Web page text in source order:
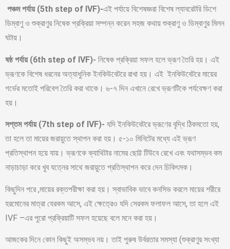
পঞ্চম পর্যায় (5th step of IVF)-এই পর্যায়ে বিশেষজ্ঞরা বিশেষ ল্যাবরেটরি ডিশে
ডিম্বাণু ও শুক্রাণুর নিষেক প্রক্রিয়া সম্পন্ন করেন সহজ কথায় শুক্রাণু ও ডিম্বাণুর মিলন
ঘটায়।
ষষ্ঠ পর্যায় (6th step of IVF)- নিষেক প্রক্রিয়া সফল হলে ভ্রূণ তৈরি হয়। এই
ভ্রূণকে বিশেষ ধরনের অত্যাধুনিক ইনকিউবেটরে রাখা হয়। এই ইনকিউবেটরে মায়ের
গর্ভের মতোই পরিবেশ তৈরি করা থাকে। ৬-৭ দিন এখানে রেখে ভ্রূণটিকে পর্যবেক্ষণ করা
হয়।
সপ্তম পর্যায় (7th step of IVF)- যদি ইনকিউবেটরে ভ্রূণের বৃদ্ধি ঠিকমতো হয়,
তা হলে তা মায়ের জরায়ুতে স্থাপন করা হয়। ৫-১০ মিনিটের মধ্যে এই ভ্রূণ
প্রতিস্থাপন হয়ে যায়। ভ্রূণকে ক্যাথিটার নামের ছোট্ট টিউবে রেখে এবং যথাসম্ভব কম
নাড়াচাড়া করে খুব যত্নের সাথে জরায়ুতে প্রতিস্থাপন করে দেন চিকিৎসক।
কিছুদিন পরে ,মায়ের রক্তপরীক্ষা করা হয়। স্বাভাবিক ভাবে কনসিভ করলে মায়ের শরীরে
হরমোনের মাত্রা যেরকম আসে, এই ক্ষেত্রেও যদি সেরকম ফলাফল আসে, তা হলে এই
IVF –এর পুরো প্রক্রিয়াটি সফল হয়েছে বলে মনে করা হয়।
আজকের দিনে কোন কিছুই অসম্ভব নয়। তাই পুরুষ উর্বরতার সমস্যা (শুক্রাণুর সংখ্যা